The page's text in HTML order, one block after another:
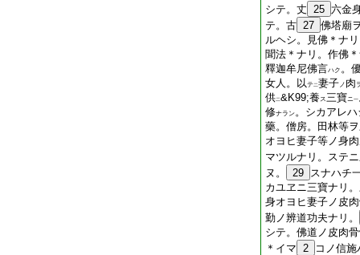
シテ。丈 25 六金
テ。古 27 佛塔廟
ルヘシ。見佛＊ナ
聞法＊ナリ。作佛
釋迦牟尼佛言ハク 。
女人。以テ二妻子ノ 肉
供二&K99;養ス三寶ニ一
修ナラン。シカアレ
藥。僧房。田林等
オヨヒ妻子等ノ身
マツルナリ。ステ
ヌ。
29 スナハチ
カユヱニ三寶ナリ
身オヨヒ妻子ノ皮
勤ノ辨道功夫ナリ。
シテ。佛道ノ皮肉
＊イマ 2
コノ信